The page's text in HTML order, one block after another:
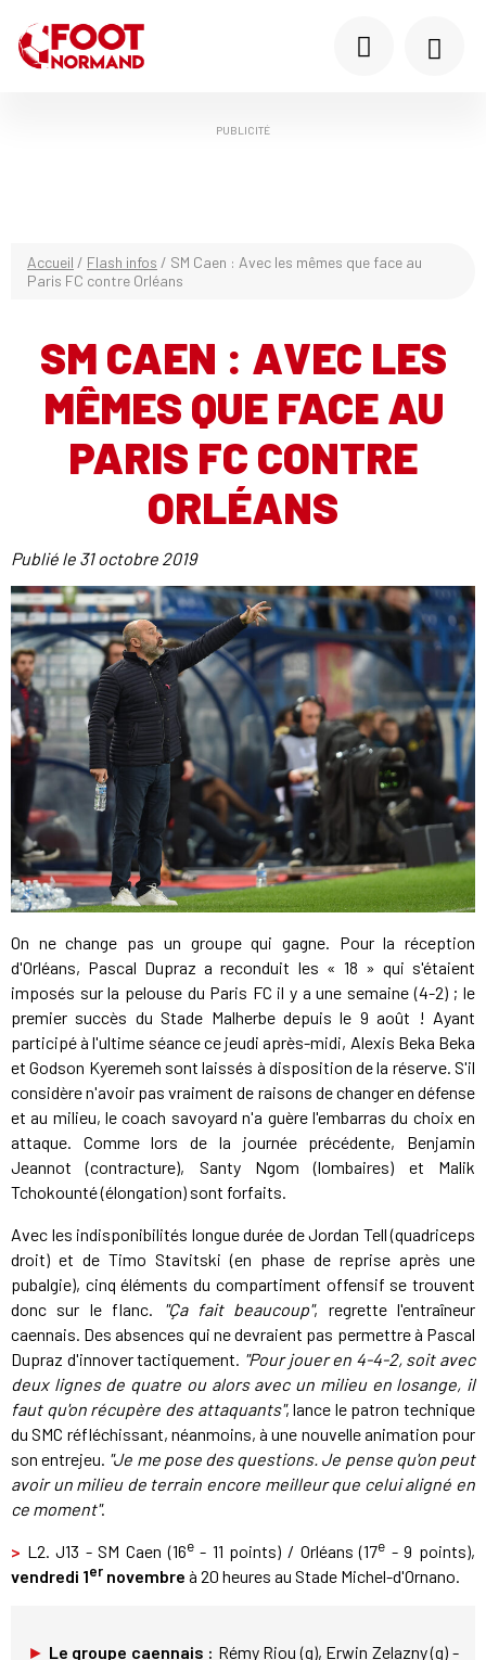
PUBLICITÉ
Accueil / Flash infos / SM Caen : Avec les mêmes que face au
Paris FC contre Orléans
SM CAEN : AVEC LES
MÊMES QUE FACE AU
PARIS FC CONTRE
ORLÉANS
Publié le 31 octobre 2019
On ne change pas un groupe qui gagne. Pour la réception
d'Orléans, Pascal Dupraz a reconduit les « 18 » qui s'étaient
imposés sur la pelouse du Paris FC il y a une semaine (4-2) ; le
premier succès du Stade Malherbe depuis le 9 août ! Ayant
participé à l'ultime séance ce jeudi après-midi, Alexis Beka Beka
et Godson Kyeremeh sont laissés à disposition de la réserve. S'il
considère n'avoir pas vraiment de raisons de changer en défense
et au milieu, le coach savoyard n'a guère l'embarras du choix en
attaque. Comme lors de la journée précédente, Benjamin
Jeannot (contracture), Santy Ngom (lombaires) et Malik
Tchokounté (élongation) sont forfaits.
Avec les indisponibilités longue durée de Jordan Tell (quadriceps
droit) et de Timo Stavitski (en phase de reprise après une
pubalgie), cinq éléments du compartiment offensif se trouvent
donc sur le flanc.
"Ça fait beaucoup", regrette l'entraîneur
caennais. Des absences qui ne devraient pas permettre à Pascal
Dupraz d'innover tactiquement. "Pour jouer en 4-4-2, soit avec
deux lignes de quatre ou alors avec un milieu en losange, il
faut qu'on récupère des attaquants", lance le patron technique
du SMC réfléchissant, néanmoins, à une nouvelle animation pour
son entrejeu. "Je me pose des questions. Je pense qu'on peut
avoir un milieu de terrain encore meilleur que celui aligné en
ce moment".
> L2. J13 - SM Caen (16e- 11 points) / Orléans (17e - 9 points),
vendredi 1er novembre à 20 heures au Stade Michel-d'Ornano.
► Le groupe caennais : Rémy Riou (g), Erwin Zelazny (g) -